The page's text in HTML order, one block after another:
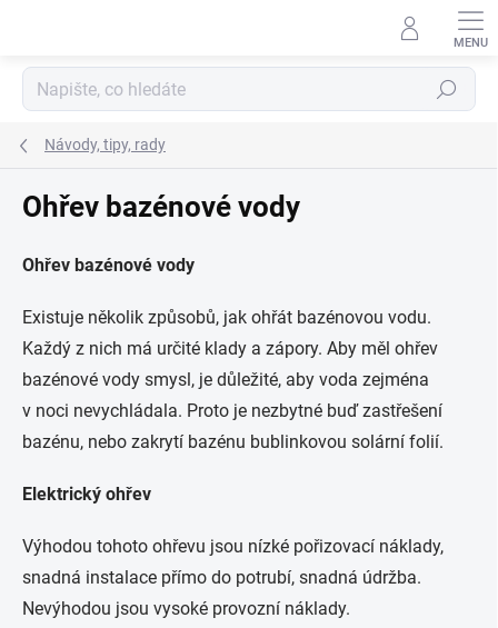
Hledat
Návody, tipy, rady
Ohřev bazénové vody
Ohřev bazénové vody
Existuje několik způsobů, jak ohřát bazénovou vodu.
Každý z nich má určité klady a zápory. Aby měl ohřev
bazénové vody smysl, je důležité, aby voda zejména
v noci nevychládala. Proto je nezbytné buď zastřešení
bazénu, nebo zakrytí bazénu bublinkovou solární folií.
Elektrický ohřev
Výhodou tohoto ohřevu jsou nízké pořizovací náklady,
snadná instalace přímo do potrubí, snadná údržba.
Nevýhodou jsou vysoké provozní náklady.